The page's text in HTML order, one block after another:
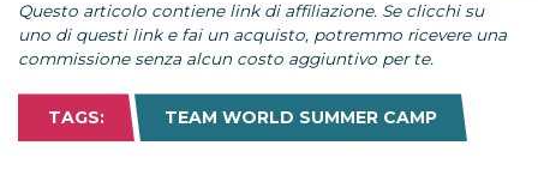
Questo articolo contiene link di affiliazione. Se clicchi su
uno di questi link e fai un acquisto, potremmo ricevere una
commissione senza alcun costo aggiuntivo per te.
TAGS: TEAM WORLD SUMMER CAMP